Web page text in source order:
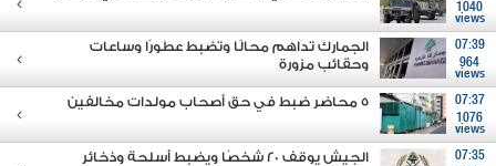
1040
views
07:39
964
views
الجمارك تداهم محالًا وتضبط عطورًا وساعات
وحقائب مزورة
07:37
1076
views
5 محاضر ضبط في حق أصحاب مولدات مخالفين
07:35
الجيش يوقف 20 شخصًا ويضبط أسلحة وذخائر